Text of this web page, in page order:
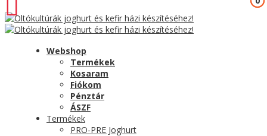
Webshop
Termékek
Kosaram
Fiókom
Pénztár
ÁSZF
Termékek
PRO-PRE Joghurt